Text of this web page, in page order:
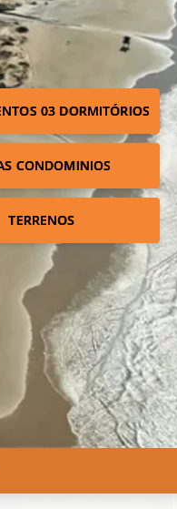
03 DORMITÓRIOS
CONDOMINIOS
TERRENOS